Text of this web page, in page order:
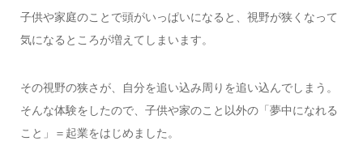
子供や家庭のことで頭がいっぱいになると、視野が狭くなって
気になるところが増えてしまいます。
その視野の狭さが、自分を追い込み周りを追い込んでしまう。
そんな体験をしたので、子供や家のこと以外の「夢中になれる
こと」＝起業をはじめました。